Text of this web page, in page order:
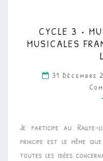
CYCLE 3 •
MUSICALES
31 Décembre
Je participe au Rallye-
principe est le même
toutes les idées